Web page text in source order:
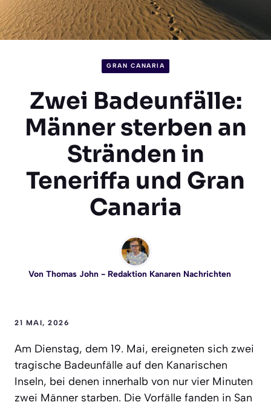
GRAN CANARIA
Zwei Badeunfälle:
Männer sterben an
Stränden in
Teneriffa und Gran
Canaria
Von Thomas John- Redaktion Kanaren Nachrichten
21 MAI, 2026
Am Dienstag, dem 19. Mai, ereigneten sich zwei
tragische Badeunfälle auf den Kanarischen
Inseln, bei denen innerhalb von nur vier Minuten
zwei Männer starben. Die Vorfälle fanden in San